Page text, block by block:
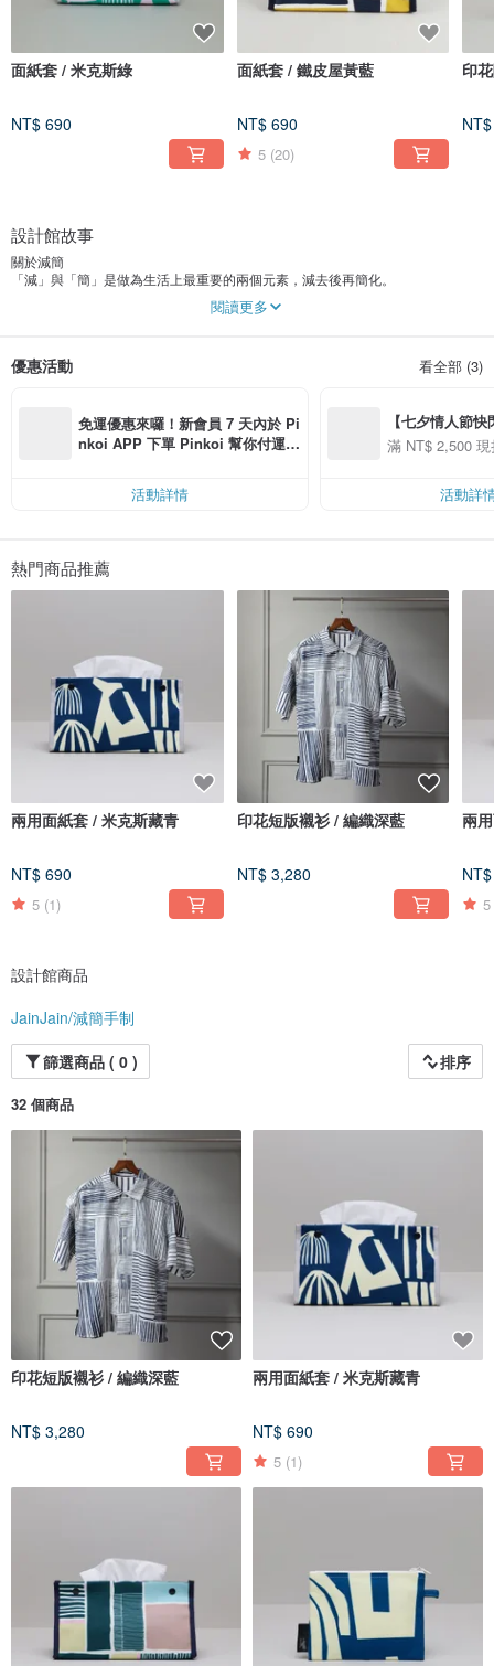
面紙套 / 米克斯綠
NT$ 690
面紙套 / 鐵皮屋黃藍
NT$ 690
5 (20)
印
設計館故事
關於減簡
「減」與「簡」是做為生活上最重要的兩個元素，減去後再簡化。
人有體力、尺度、時間的種種限制、卻也因為限制產生了範圍，
讓製作的工具回歸於雙手，讓作品產生溫度。
承受過才能感覺到減掉的輕盈，把拿起來的重新放下。
閱讀更多
優惠活動 看全部 (3)
免運優惠來囉！新會員 7 天內於 Pi
nkoi APP 下單 Pinkoi 幫你付運
活動詳情
【七夕情人節
用 APP 購買任
00 現折 NT$100
滿 NT$ 2,500
活動詳
熱門商品推薦
兩用面紙套 / 米克斯藏青
NT$ 690
5 (1)
印花短版襯衫 / 編織深藍
NT$ 3,280
兩
5
設計館商品
JainJain/減簡手制
篩選商品 ( 0 )
排序
32 個商品
印花短版襯衫 / 編織深藍
NT$ 3,280
兩用面紙套 / 米克斯藏青
NT$ 690
5 (1)